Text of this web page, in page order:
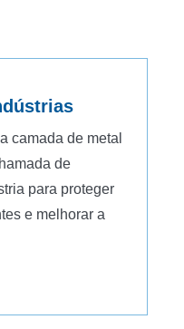
camada de metal
de
para proteger
e melhorar a